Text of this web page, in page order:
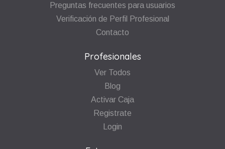
Preguntas frecuentes para usuarios
Verificación de Perfil Profesional
Contacto
Profesionales
Ver Todos
Blog
Activar Caja
Registrate
Login